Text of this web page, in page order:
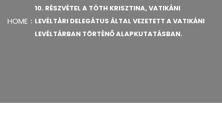
HOME
10. RÉSZVÉTEL A TÓTH KRISZTINA, VATIKÁNI
LEVÉLTÁRI DELEGÁTUS ÁLTAL VEZETETT A VATIKÁNI
LEVÉLTÁRBAN TÖRTÉNŐ ALAPKUTATÁSBAN.